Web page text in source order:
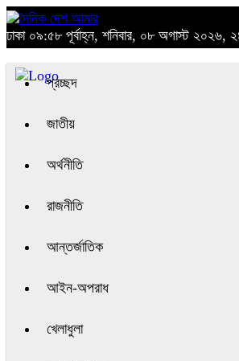
ঢাকা ০৯:৫৮ পূর্বাহ্ন, শনিবার, ০৮ অগাস্ট ২০২৬,
প্রচ্ছদ
জাতীয়
অর্থনীতি
রাজনীতি
আন্তর্জাতিক
আইন-অপরাধ
খেলাধুলা